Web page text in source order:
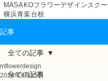
MASAKOフラワーデザインスク
横浜青葉台校
記事
全ての記事
全ての記事
mflowerdesign
2024年9月15日